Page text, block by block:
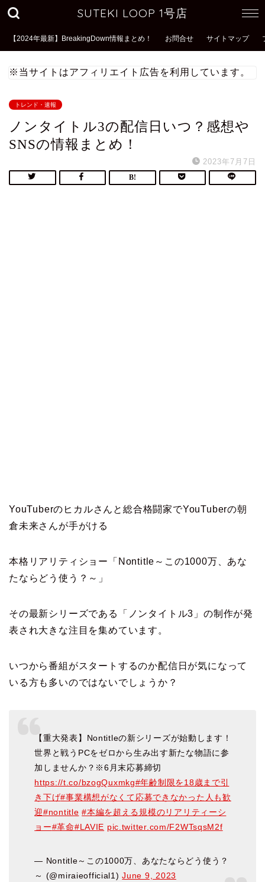
SUTEKI LOOP 1号店
【2024年最新】BreakingDown情報まとめ！ お問合せ サイトマップ
※当サイトはアフィリエイト広告を利用しています。
トレンド・速報
ノンタイトル3の配信日いつ？感想や
SNSの情報まとめ！
2023年7月7日
YouTuberのヒカルさんと総合格闘家でYouTuberの朝
倉未来さんが手がける
本格リアリティショー「Nontitle～この1000万、あな
たならどう使う？～」
その最新シリーズである「ノンタイトル3」の制作が発
表され大きな注目を集めています。
いつから番組がスタートするのか配信日が気になって
いる方も多いのではないでしょうか？
【重大発表】Nontitleの新シリーズが始動します！
世界と戦うPCをゼロから生み出す新たな物語に参
加しませんか？※6月末応募締切
https://t.co/bzogQuxmkg#年齢制限を18歳まで引
き下げ#事業構想がなくて応募できなかった人も歓
迎#nontitle #本編を超える規模のリアリティーシ
ョー#革命#LAVIE pic.twitter.com/F2WTsqsM2f
— Nontitle～この1000万、あなたならどう使う？
～ (@miraieofficial1)June 9, 2023